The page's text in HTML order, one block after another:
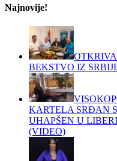
Najnovije!
BEKSTVO IZ
KARTELA SRĐAN
UHAPŠEN U
(VIDEO)